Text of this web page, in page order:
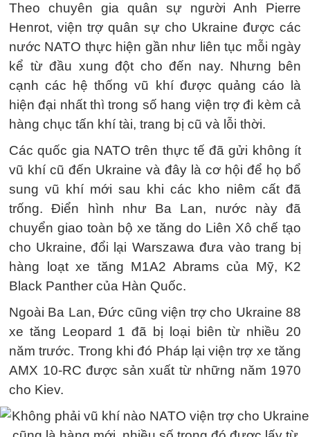
Theo chuyên gia quân sự người Anh Pierre
Henrot, viện trợ quân sự cho Ukraine được các
nước NATO thực hiện gần như liên tục mỗi ngày
kể từ đầu xung đột cho đến nay. Nhưng bên
cạnh các hệ thống vũ khí được quảng cáo là
hiện đại nhất thì trong số hang viện trợ đi kèm cả
hàng chục tấn khí tài, trang bị cũ và lỗi thời.
Các quốc gia NATO trên thực tế đã gửi không ít
vũ khí cũ đến Ukraine và đây là cơ hội để họ bổ
sung vũ khí mới sau khi các kho niêm cất đã
trống. Điển hình như Ba Lan, nước này đã
chuyển giao toàn bộ xe tăng do Liên Xô chế tạo
cho Ukraine, đổi lại Warszawa đưa vào trang bị
hàng loạt xe tăng M1A2 Abrams của Mỹ, K2
Black Panther của Hàn Quốc.
Ngoài Ba Lan, Đức cũng viện trợ cho Ukraine 88
xe tăng Leopard 1 đã bị loại biên từ nhiều 20
năm trước. Trong khi đó Pháp lại viện trợ xe tăng
AMX 10-RC được sản xuất từ những năm 1970
cho Kiev.